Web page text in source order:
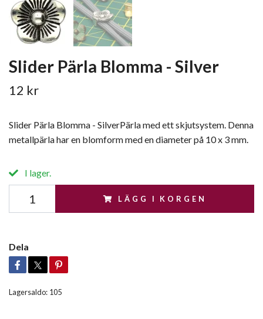
Slider Pärla Blomma - Silver
12 kr
Slider Pärla Blomma - SilverPärla med ett skjutsystem. Denna
metallpärla har en blomform med en diameter på 10 x 3 mm.
I lager.
LÄGG I KORGEN
Dela
Lagersaldo: 105